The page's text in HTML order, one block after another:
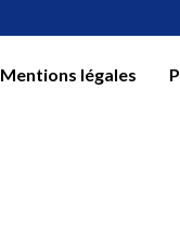
Mentions légales